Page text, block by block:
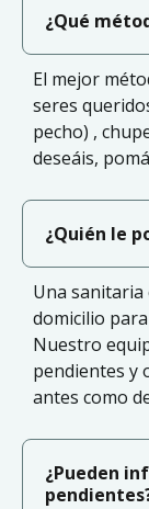
¿Qué
El mejor
seres
pecho) ,
deseáis,
¿Quién le
Una sanitaria
domicilio
Nuestro
pendientes y
antes como
¿Pueden